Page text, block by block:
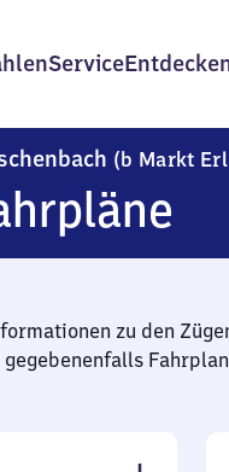
Service
(b Markt
zu den